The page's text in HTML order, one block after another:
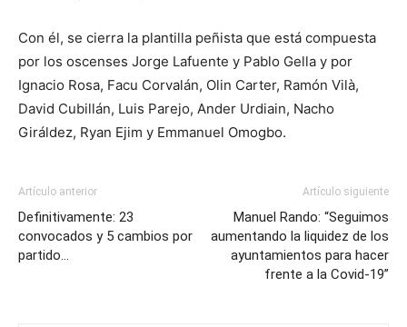
Con él, se cierra la plantilla peñista que está compuesta
por los oscenses Jorge Lafuente y Pablo Gella y por
Ignacio Rosa, Facu Corvalán, Olin Carter, Ramón Vilà,
David Cubillán, Luis Parejo, Ander Urdiain, Nacho
Giráldez, Ryan Ejim y Emmanuel Omogbo.
Artículo anterior
Definitivamente: 23
convocados y 5 cambios por
partido…
Artículo siguiente
Manuel Rando: “Seguimos
aumentando la liquidez de los
ayuntamientos para hacer
frente a la Covid-19”